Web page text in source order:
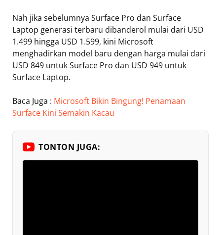
Nah jika sebelumnya Surface Pro dan Surface
Laptop generasi terbaru dibanderol mulai dari USD
1.499 hingga USD 1.599, kini Microsoft
menghadirkan model baru dengan harga mulai dari
USD 849 untuk Surface Pro dan USD 949 untuk
Surface Laptop.
Baca Juga : Microsoft Bikin Bingung! Penamaan
Surface Kini Semakin Kacau
TONTON JUGA: